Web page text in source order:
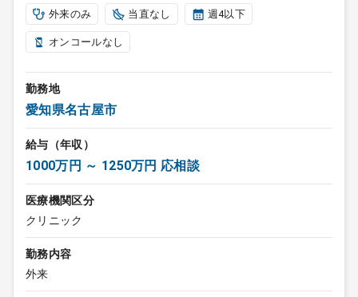
外来のみ 当直なし 週4以下
オンコールなし
勤務地
愛知県名古屋市
給与（年収）
1000万円 ～ 1250万円 応相談
医療機関区分
クリニック
勤務内容
外来